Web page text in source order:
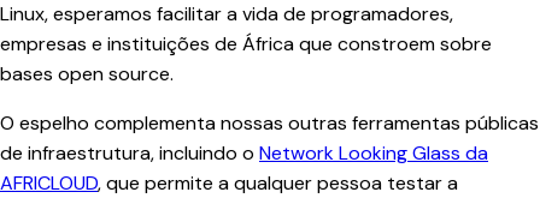
Linux, esperamos facilitar a vida de programadores,
empresas e instituições de África que constroem sobre
bases open source.
O espelho complementa nossas outras ferramentas públicas
de infraestrutura, incluindo o Network Looking Glass da
AFRICLOUD, que permite a qualquer pessoa testar a